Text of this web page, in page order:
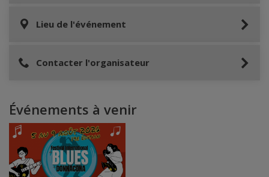
Lieu de l'événement
Contacter l'organisateur
Événements à venir